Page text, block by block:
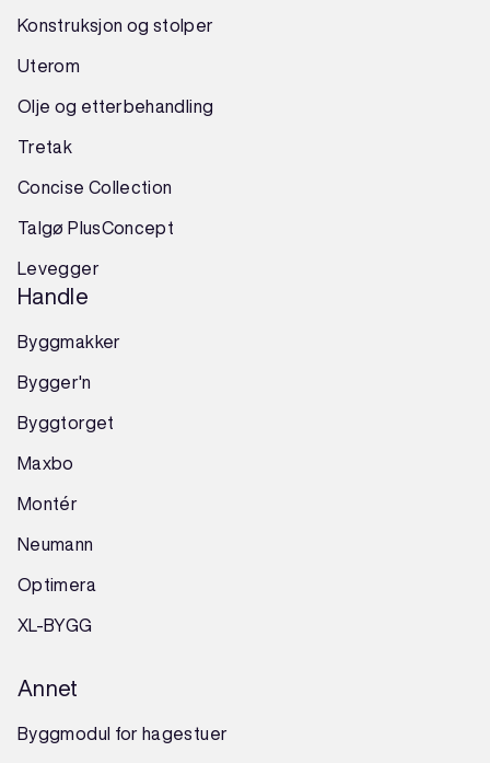
Konstruksjon og stolper
Uterom
Olje og etterbehandling
Tretak
Concise Collection
Talgø PlusConcept
Levegger
Handle
Byggmakker
Bygger'n
Byggtorget
Maxbo
Montér
Neumann
Optimera
XL-BYGG
Annet
Byggmodul for hagestuer